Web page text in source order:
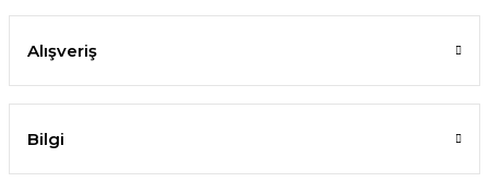
Alışveriş
Bilgi